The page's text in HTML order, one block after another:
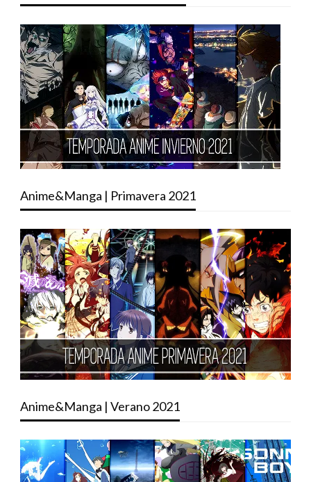
Anime&Manga | Primavera 2021
Anime&Manga | Verano 2021